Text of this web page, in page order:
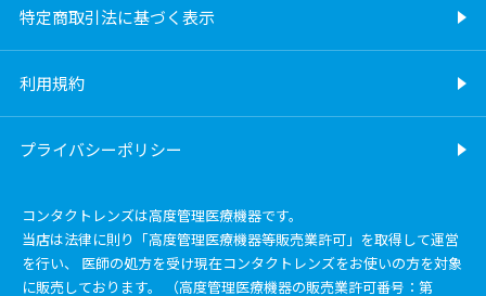
特定商取引法に基づく表示
利用規約
プライバシーポリシー
コンタクトレンズは高度管理医療機器です。
当店は法律に則り「高度管理医療機器等販売業許可」を取得して運営
を行い、 医師の処方を受け現在コンタクトレンズをお使いの方を対象
に販売しております。 （高度管理医療機器の販売業許可番号：第